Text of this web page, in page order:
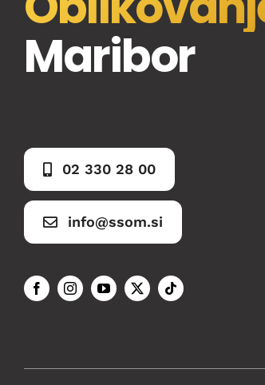
Maribor
02 330 28 00
info@ssom.si